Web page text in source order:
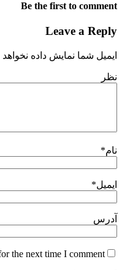
Be the first to comment
Leave a Reply
ایمیل شما نمایش داده
نظر
نام*
ایمیل*
آدرس
the next time I comment.